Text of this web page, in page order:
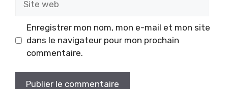
web
Enregistrer mon nom, mon e-mail et mon site
dans le navigateur pour mon prochain
commentaire.